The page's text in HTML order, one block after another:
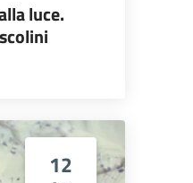
luce.
12